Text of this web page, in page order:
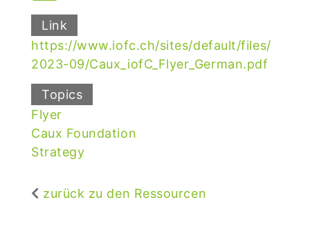
Link
https://www.iofc.ch/sites/default/files/
2023-09/Caux_iofC_Flyer_German.pdf
Topics
Flyer
Caux Foundation
Strategy
zurück zu den Ressourcen